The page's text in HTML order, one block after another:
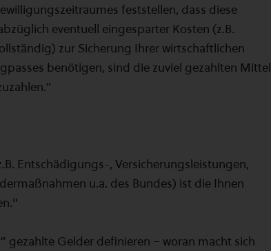
feststellen, dass diese
eventuell eingesparter Kosten (z.B.
zur Sicherung Ihrer wirtschaftlichen
benötigen, sind die zuviel gezahlten Mittel
Entschädigungs-, Versicherungsleistungen,
u.a. des Bundes) ist die Ihnen
gezahlte Gelder definieren – woran macht sich